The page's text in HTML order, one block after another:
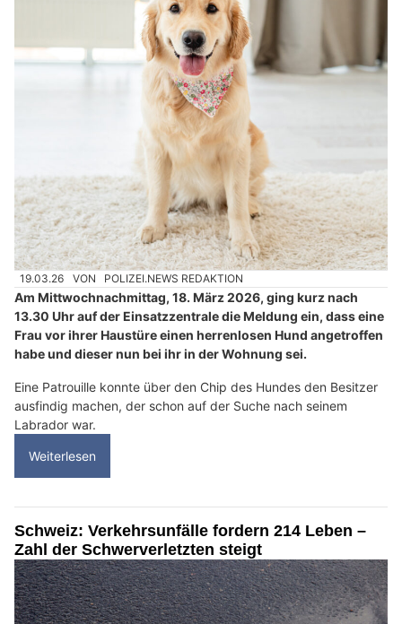
19.03.26 VON POLIZEI.NEWS REDAKTION
Am Mittwochnachmittag, 18. März 2026, ging kurz nach
13.30 Uhr auf der Einsatzzentrale die Meldung ein, dass eine
Frau vor ihrer Haustüre einen herrenlosen Hund angetroffen
habe und dieser nun bei ihr in der Wohnung sei.
Eine Patrouille konnte über den Chip des Hundes den Besitzer
ausfindig machen, der schon auf der Suche nach seinem
Labrador war.
Weiterlesen
Schweiz: Verkehrsunfälle fordern 214 Leben –
Zahl der Schwerverletzten steigt